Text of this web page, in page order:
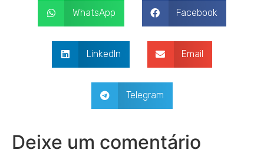
WhatsApp Facebook
LinkedIn Email
Telegram
Deixe um comentário